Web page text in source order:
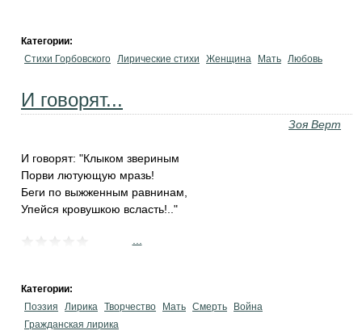
Категории:
Стихи Горбовского Лирические стихи Женщина Мать Любовь
И говорят...
Зоя Верт
И говорят: "Клыком звериным
Порви лютующую мразь!
Беги по выжженным равнинам,
Упейся кровушкою всласть!.."
Категории:
Поэзия
Лирика Творчество Мать Смерть
Война
Гражданская лирика